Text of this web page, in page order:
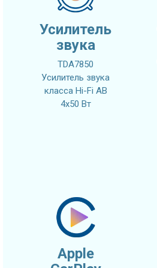
Усилитель
звука
TDA7850
Усилитель звука
класса Hi-Fi AB
4x50 Вт
Apple